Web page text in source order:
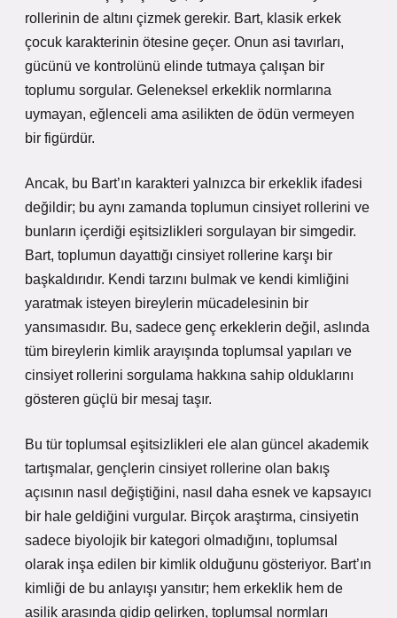
rollerinin de altını çizmek gerekir. Bart, klasik erkek
çocuk karakterinin ötesine geçer. Onun asi tavırları,
gücünü ve kontrolünü elinde tutmaya çalışan bir
toplumu sorgular. Geleneksel erkeklik normlarına
uymayan, eğlenceli ama asilikten de ödün vermeyen
bir figürdür.
Ancak, bu Bart’ın karakteri yalnızca bir erkeklik ifadesi
değildir; bu aynı zamanda toplumun cinsiyet rollerini ve
bunların içerdiği eşitsizlikleri sorgulayan bir simgedir.
Bart, toplumun dayattığı cinsiyet rollerine karşı bir
başkaldırıdır. Kendi tarzını bulmak ve kendi kimliğini
yaratmak isteyen bireylerin mücadelesinin bir
yansımasıdır. Bu, sadece genç erkeklerin değil, aslında
tüm bireylerin kimlik arayışında toplumsal yapıları ve
cinsiyet rollerini sorgulama hakkına sahip olduklarını
gösteren güçlü bir mesaj taşır.
Bu tür toplumsal eşitsizlikleri ele alan güncel akademik
tartışmalar, gençlerin cinsiyet rollerine olan bakış
açısının nasıl değiştiğini, nasıl daha esnek ve kapsayıcı
bir hale geldiğini vurgular. Birçok araştırma, cinsiyetin
sadece biyolojik bir kategori olmadığını, toplumsal
olarak inşa edilen bir kimlik olduğunu gösteriyor. Bart’ın
kimliği de bu anlayışı yansıtır; hem erkeklik hem de
asilik arasında gidip gelirken, toplumsal normları